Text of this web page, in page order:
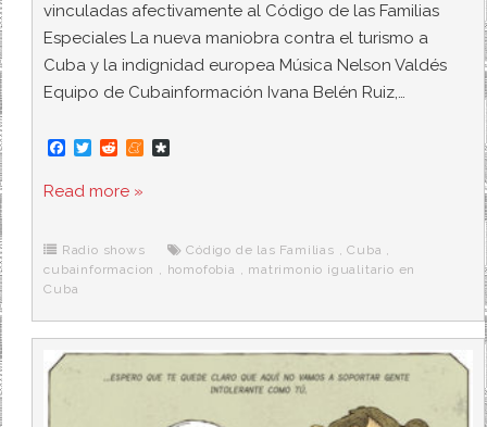
vinculadas afectivamente al Código de las Familias
Especiales La nueva maniobra contra el turismo a
Cuba y la indignidad europea Música Nelson Valdés
Equipo de Cubainformación Ivana Belén Ruiz,…
F
e
o
k
T
t
r
R
d
M
e
r
a
Read more »
Radio shows Código de las Familias ,Cuba ,
cubainformacion , homofobia , matrimonio igualitario en
Cuba